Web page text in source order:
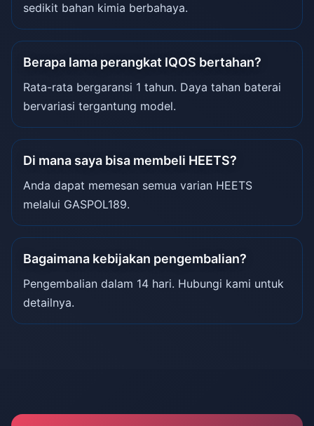
sedikit bahan kimia berbahaya.
Berapa lama perangkat IQOS bertahan?
Rata-rata bergaransi 1 tahun. Daya tahan baterai
bervariasi tergantung model.
Di mana saya bisa membeli HEETS?
Anda dapat memesan semua varian HEETS
melalui GASPOL189.
Bagaimana kebijakan pengembalian?
Pengembalian dalam 14 hari. Hubungi kami untuk
detailnya.